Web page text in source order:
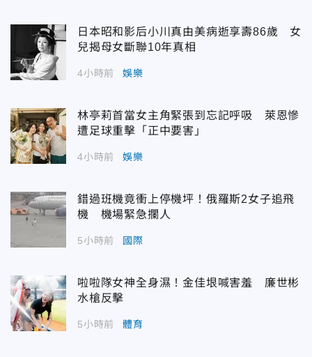
日本昭和影后小川真由美病逝享壽86歲 女
兒揭母女斷聯10年真相
4小時前 娛樂
林亭莉首當女主角緊張到忘記呼吸 萊恩慘
遭足球重擊「正中要害」
4小時前 娛樂
錯過班機竟衝上停機坪！俄羅斯2女子追飛
機 機場緊急攔人
5小時前 國際
啦啦隊女神全身濕！金佳垠喊害羞 廉世彬
水槍反擊
5小時前 體育